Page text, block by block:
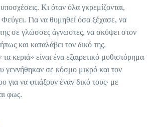
Κι όταν όλα γκρεμίζονται,
Φεύγει. Για να θυμηθεί όσα ξέχασε, να
σε γλώσσες άγνωστες, να σκύψει στον
και καταλάβει τον δικό της.
κεριά» είναι ένα εξαιρετικό μυθιστόρημα
γεννήθηκαν σε κόσμο μικρό και τον
για να φτιάξουν έναν δικό τους· με
φως.